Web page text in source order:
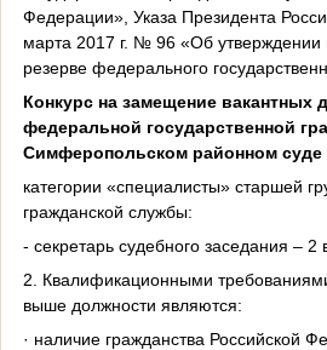
Федерации», Указа Президента
марта 2017 г. № 96 «Об
резерве федерального
Конкурс на замещение вакантных
федеральной государственной
Симферопольском районном
категории «специалисты» старшей
гражданской службы:
- секретарь судебного заседания – 2
2. Квалификационными
выше должности являются:
· наличие гражданства Российской